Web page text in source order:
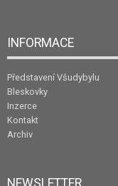
INFORMACE
Představení Všudybylu
Bleskovky
Inzerce
Kontakt
Archiv
NEWSLETTER